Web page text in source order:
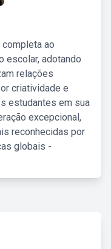
completa ao
escolar, adotando
relações
criatividade e
estudantes em sua
excepcional,
reconhecidas por
globais -